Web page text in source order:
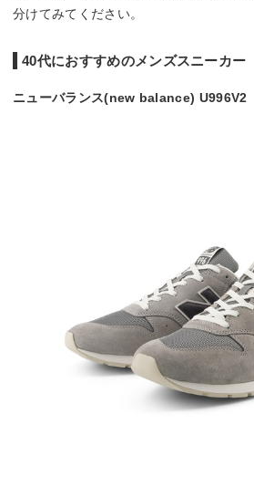
分けてみてください。
40代におすすめのメンズスニーカー
ニューバランス(new balance) U996V2